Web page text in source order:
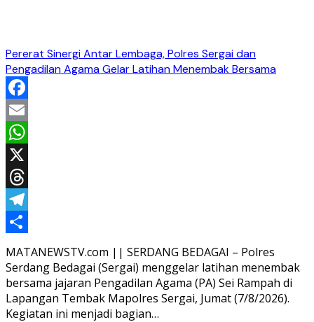
Pererat Sinergi Antar Lembaga, Polres Sergai dan
Pengadilan Agama Gelar Latihan Menembak Bersama
Facebook
Email
WhatsApp
X
Threads
Telegram
Share
MATANEWSTV.com || SERDANG BEDAGAI – Polres
Serdang Bedagai (Sergai) menggelar latihan menembak
bersama jajaran Pengadilan Agama (PA) Sei Rampah di
Lapangan Tembak Mapolres Sergai, Jumat (7/8/2026).
Kegiatan ini menjadi bagian…